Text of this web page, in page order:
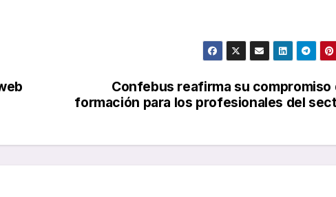
Confebus reafirma su compromiso
formación para los profesionales del